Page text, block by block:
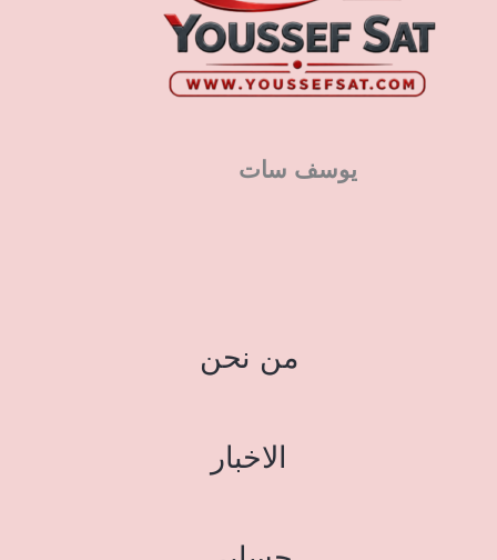
يوسف سات
من نحن
الاخبار